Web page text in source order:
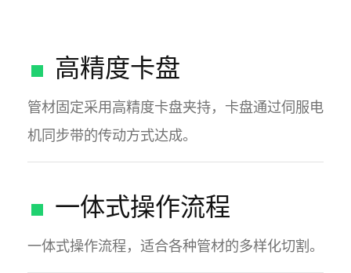
高精度卡盘
管材固定采用高精度卡盘夹持，卡盘通过伺服电
机同步带的传动方式达成。
一体式操作流程
一体式操作流程，适合各种管材的多样化切割。